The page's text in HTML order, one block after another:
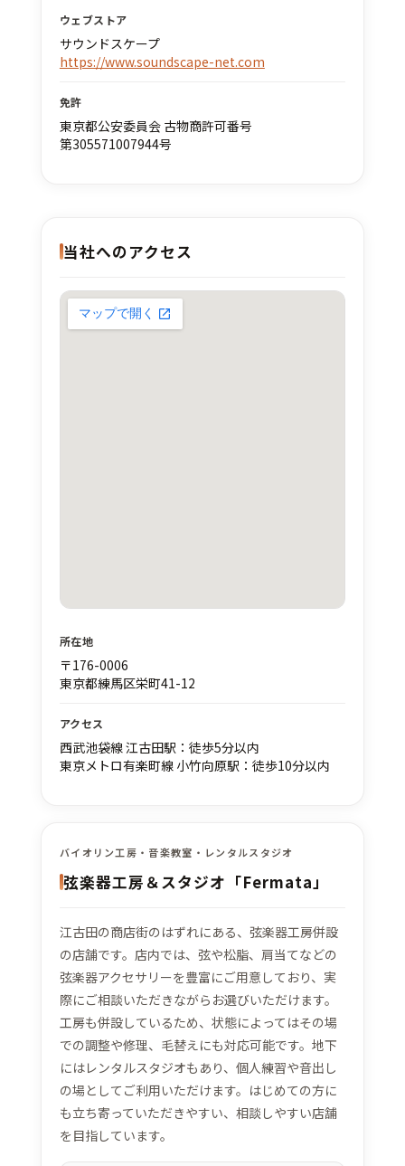
ウェブストア
サウンドスケープ
https://www.soundscape-net.com
免許
東京都公安委員会 古物商許可番号
第305571007944号
当社へのアクセス
所在地
〒176-0006
東京都練馬区栄町41-12
アクセス
西武池袋線 江古田駅：徒歩5分以内
東京メトロ有楽町線 小竹向原駅：徒歩10分以内
バイオリン工房・音楽教室・レンタルスタジオ
弦楽器工房＆スタジオ「Fermata」
江古田の商店街のはずれにある、弦楽器工房併設
の店舗です。店内では、弦や松脂、肩当てなどの
弦楽器アクセサリーを豊富にご用意しており、実
際にご相談いただきながらお選びいただけます。
工房も併設しているため、状態によってはその場
での調整や修理、毛替えにも対応可能です。地下
にはレンタルスタジオもあり、個人練習や音出し
の場としてご利用いただけます。はじめての方に
も立ち寄っていただきやすい、相談しやすい店舗
を目指しています。